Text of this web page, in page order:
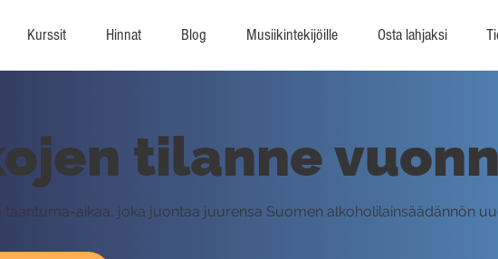
Kurssit Hinnat Blog Musiikintekijöille Osta lahjaksi
tilanne
taantuma-aikaa, joka juontaa juurensa Suomen alkoholilainsäädännön